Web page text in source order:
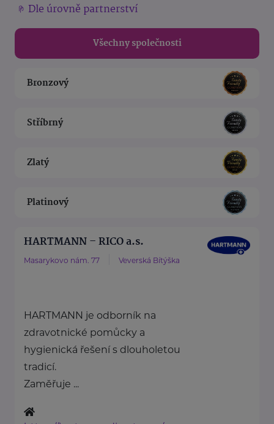
Dle úrovně partnerství
Všechny společnosti
Bronzový
Stříbrný
Zlatý
Platinový
HARTMANN – RICO a.s.
Masarykovo nám. 77 Veverská Bítýška
HARTMANN je odborník na
zdravotnické pomůcky a
hygienická řešení s dlouholetou
tradicí.
Zaměřuje ...